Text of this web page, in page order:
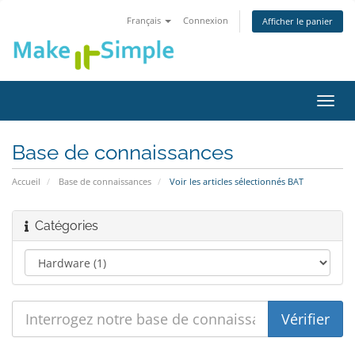
Français Connexion Afficher le panier
la
Base de connaissances
Accueil Base de connaissances Voir les articles sélectionnés BAT
Catégories